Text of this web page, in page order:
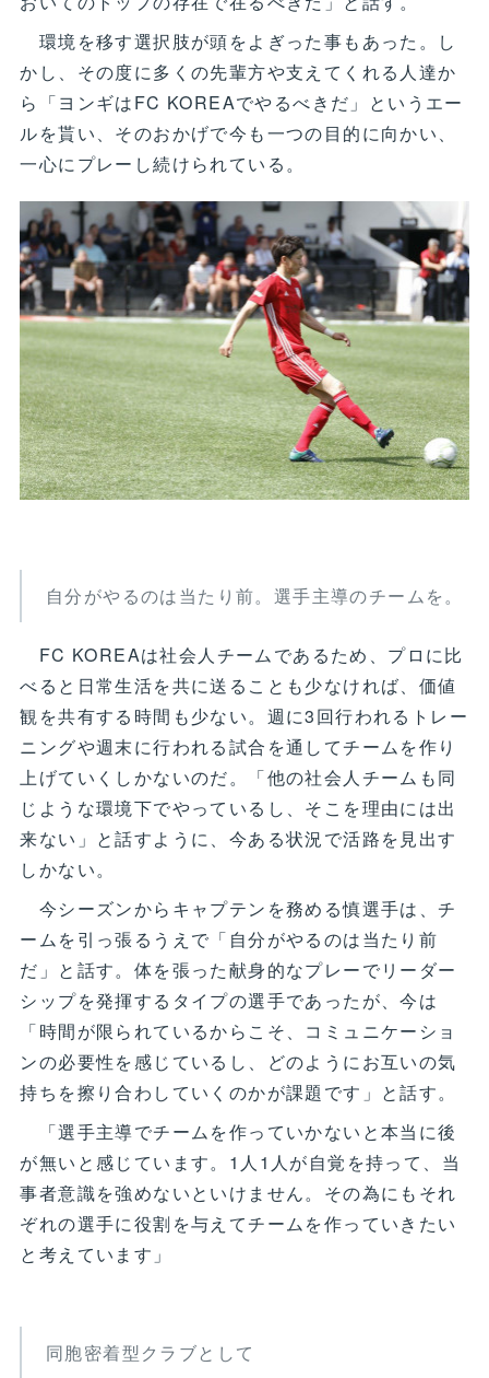
環境を移す選択肢が頭をよぎった事もあった。し
かし、その度に多くの先輩方や支えてくれる人達か
ら「ヨンギはFC KOREAでやるべきだ」というエー
ルを貰い、そのおかげで今も一つの目的に向かい、
一心にプレーし続けられている。
自分がやるのは当たり前。選手主導のチームを。
FC KOREAは社会人チームであるため、プロに比
べると日常生活を共に送ることも少なければ、価値
観を共有する時間も少ない。週に3回行われるトレー
ニングや週末に行われる試合を通してチームを作り
上げていくしかないのだ。「他の社会人チームも同
じような環境下でやっているし、そこを理由には出
来ない」と話すように、今ある状況で活路を見出す
しかない。
今シーズンからキャプテンを務める慎選手は、チ
ームを引っ張るうえで「自分がやるのは当たり前
だ」と話す。体を張った献身的なプレーでリーダー
シップを発揮するタイプの選手であったが、今は
「時間が限られているからこそ、コミュニケーショ
ンの必要性を感じているし、どのようにお互いの気
持ちを擦り合わしていくのかが課題です」と話す。
「選手主導でチームを作っていかないと本当に後
が無いと感じています。1人1人が自覚を持って、当
事者意識を強めないといけません。その為にもそれ
ぞれの選手に役割を与えてチームを作っていきたい
と考えています」
同胞密着型クラブとして